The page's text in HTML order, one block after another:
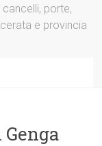
porte,
e provincia